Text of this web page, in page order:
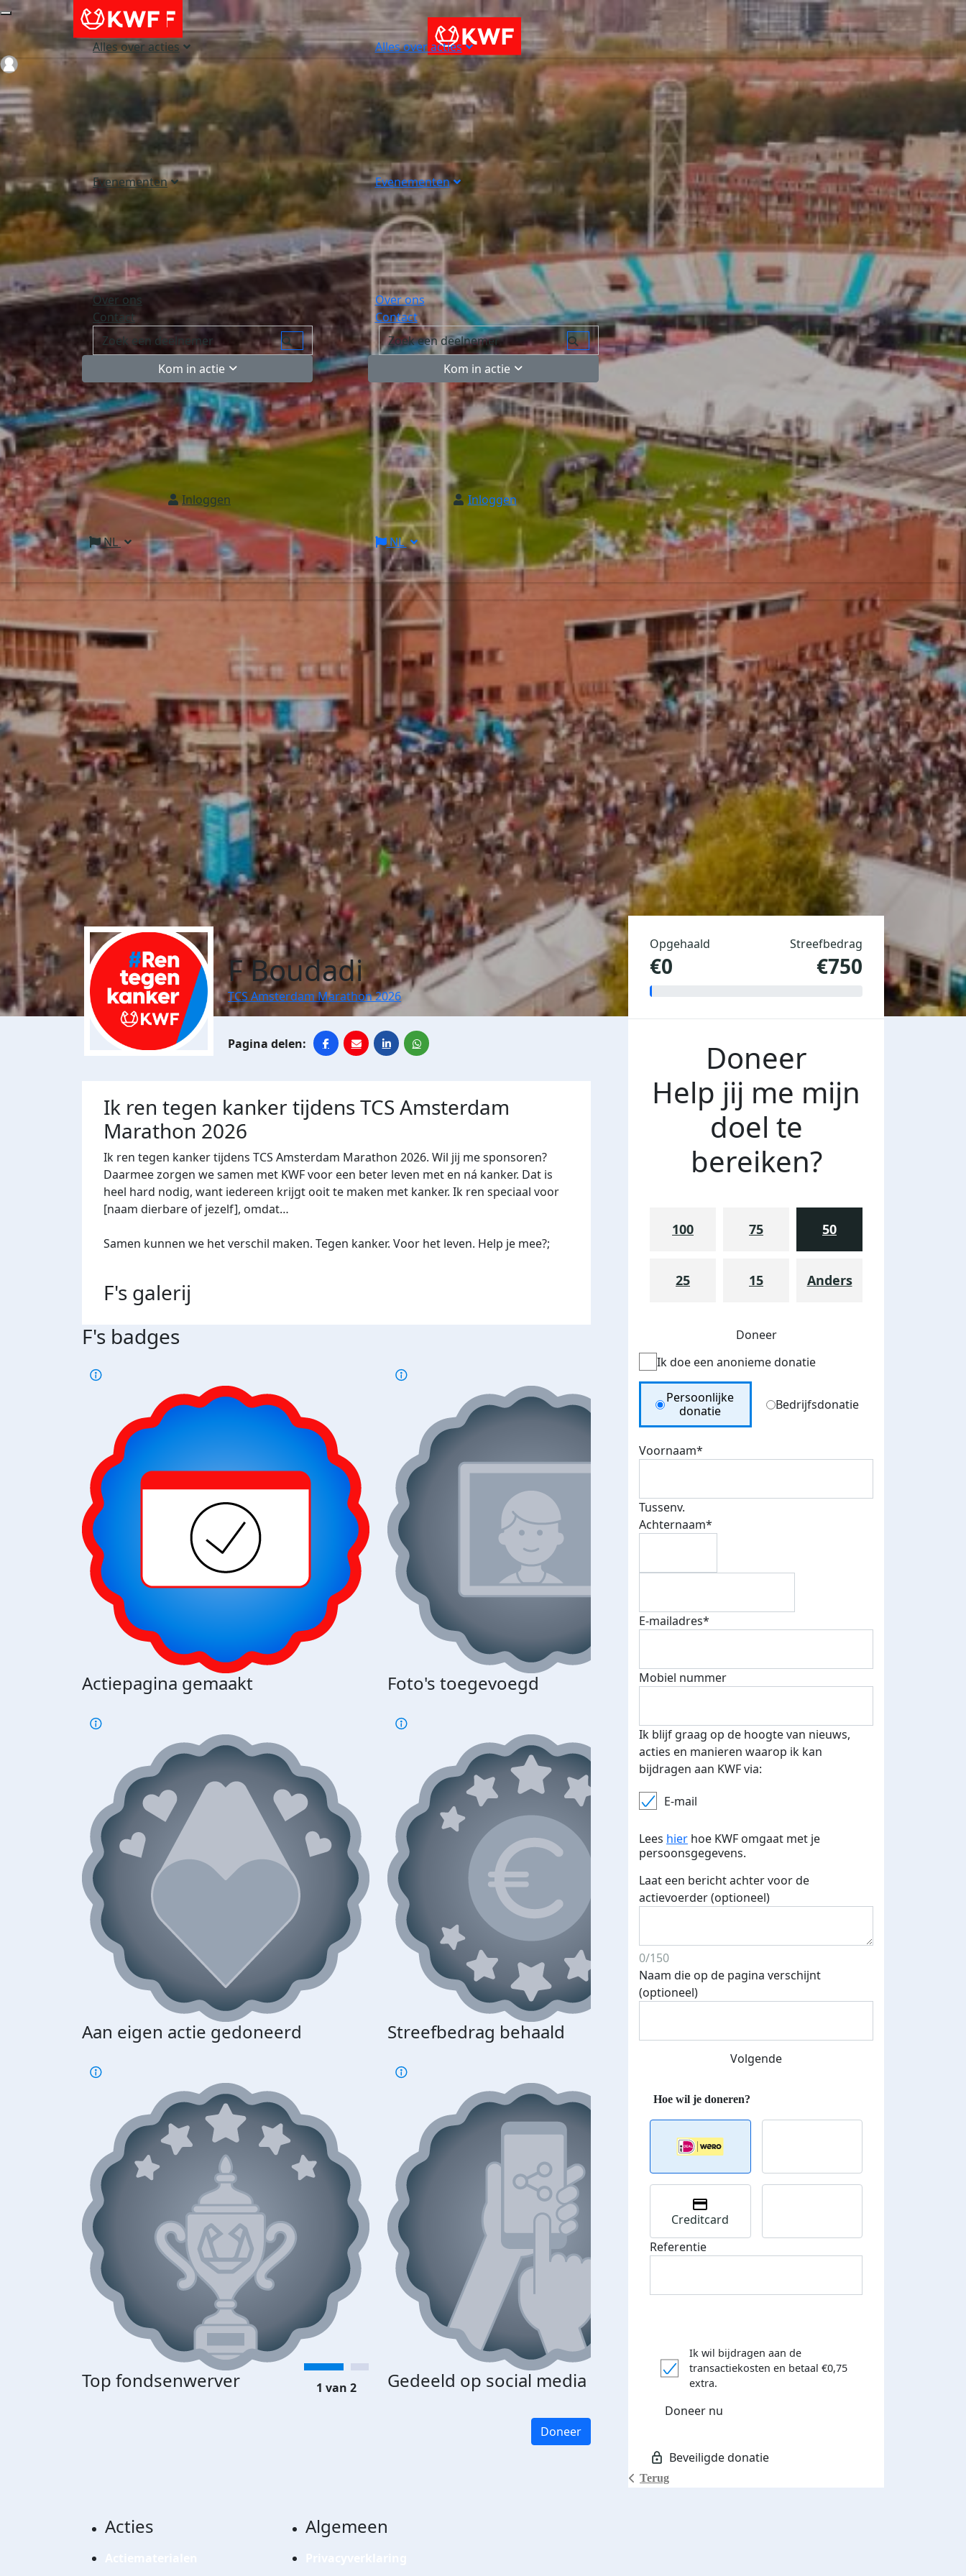
Alles over acties
Evenementen
Over ons
Contact
Kom in actie
Inloggen
NL
Alles over acties
Evenementen
Over ons
Contact
Kom in actie
Inloggen
NL
Login
F Boudadi
TCS Amsterdam Marathon 2026
Ik ren tegen kanker tijdens TCS Amsterdam
Marathon 2026
Ik ren tegen kanker tijdens TCS Amsterdam Marathon 2026. Wil jij me sponsoren?
Daarmee zorgen we samen met KWF voor een beter leven met en ná kanker. Dat is
heel hard nodig, want iedereen krijgt ooit te maken met kanker. Ik ren speciaal voor
[naam dierbare of jezelf], omdat…
Samen kunnen we het verschil maken. Tegen kanker. Voor het leven. Help je mee?;
F's galerij
F's badges
Actiepagina gemaakt Foto's toegevoegd E-mails verstuurd
Aan eigen actie gedoneerd Streefbedrag behaald
Top fondsenwerver Gedeeld op social media Donateurs bedankt
€500 euro opgehaald: t-shirt
1 van 2
Doneer
Opgehaald
€0
Streefbedrag
€750
Doneer
Help jij me mijn
doel te
bereiken?
100 75 50
25 15 Anders
Doneer
Ik doe een anonieme donatie
Donation Type
Persoonlijke
donatie
Bedrijfsdonatie
Voornaam*
Tussenv.
Achternaam*
E-mailadres*
Mobiel nummer
Ik blijf graag op de hoogte van nieuws,
acties en manieren waarop ik kan
bijdragen aan KWF via:
E-mail
Lees hier hoe KWF omgaat met je
persoonsgegevens.
Laat een bericht achter voor de
actievoerder (optioneel)
0/150
Naam die op de pagina verschijnt
(optioneel)
Volgende
Terug
Creditcard
Referentie
Ik wil bijdragen aan de
transactiekosten en betaal €0,75
extra.
Doneer nu
Acties Algemeen